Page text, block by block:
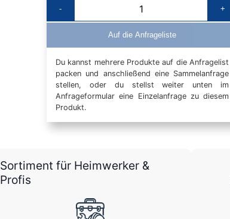
- +
Auf die Anfrageliste
Du kannst mehrere Produkte auf die Anfragelist
packen und anschließend eine Sammelanfrage
stellen, oder du stellst weiter unten im
Anfrageformular eine Einzelanfrage zu diesem
Produkt.
Sortiment für Heimwerker &
Profis